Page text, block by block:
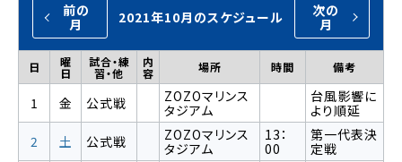
前の
月
2021年10月のスケジュール
次の
月
日 曜
日
試合・練
習・他
内
容 場所 時間 備考
1 金 公式戦
ZOZOマリンス
タジアム
台風影響に
より順延
2
土 公式戦
ZOZOマリンス
タジアム
13：
00
第一代表決
定戦